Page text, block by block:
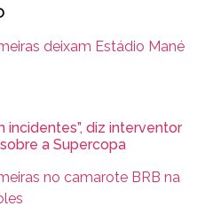
incidentes”, diz interventor
a Supercopa